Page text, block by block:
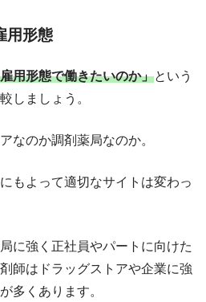
用形態
用形態で働きたいのか」という
しましょう。
なのか調剤薬局なのか。
もよって適切なサイトは変わっ
に強く正社員やパートに向けた
師はドラッグストアや企業に強
多くあります。